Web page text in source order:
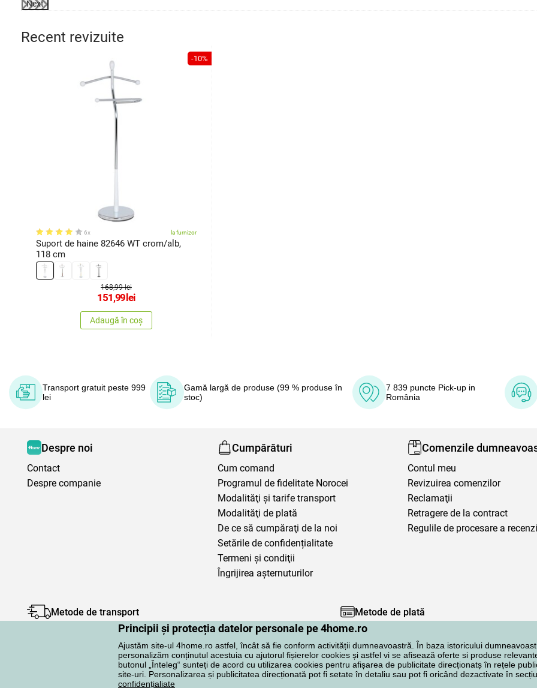
Principii și protecția datelor personale pe 4home.ro
Ajustăm site-ul 4home.ro astfel, încât să fie conform activității dumneavoastră. În baza istoricului
personalizăm conținutul acestuia cu ajutorul fișierelor cookies și astfel vi se afisează oferte si produse
butonul „Înteleg“ sunteți de acord cu utilizarea cookies pentru afișarea de publicitate direcționatș în rețele
site-uri. Personalizarea și publicitatea direcționată pot fi setate în detaliu sau pot fi oricând dezactivate în
confidențialiate
Next
Recent revizuite
-10%
6x la furnizor
Suport de haine 82646 WT crom/alb,
118 cm
168,99 lei
151,99lei
Adaugă în coș
Transport gratuit peste 999
lei
Gamă largă de produse (99 % produse în
stoc)
7 839 puncte Pick-up in
România
Despre noi
Contact
Despre companie
Cumpărături
Cum comand
Programul de fidelitate Norocei
Modalităţi şi tarife transport
Modalităţi de plată
De ce să cumpăraţi de la noi
Setările de confidențialitate
Termeni şi condiţii
Îngrijirea așternuturilor
Comenzile
Contul meu
Revizuirea comenzilor
Reclamaţii
Retragere de la contract
Regulile de procesare a
Metode de transport Metode de plată
Protecţia datelor cu caracter personal